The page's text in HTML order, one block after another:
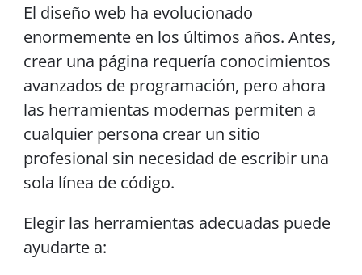
El diseño web ha evolucionado
enormemente en los últimos años. Antes,
crear una página requería conocimientos
avanzados de programación, pero ahora
las herramientas modernas permiten a
cualquier persona crear un sitio
profesional sin necesidad de escribir una
sola línea de código.
Elegir las herramientas adecuadas puede
ayudarte a: